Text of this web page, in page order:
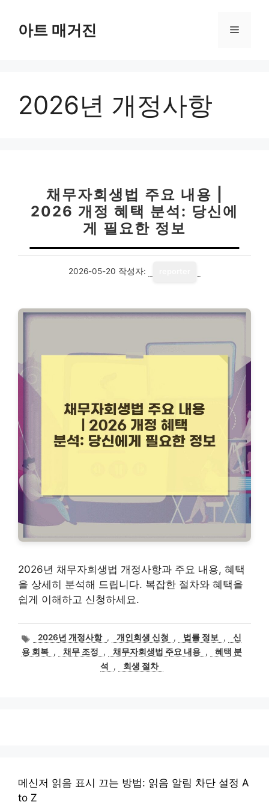
아트 매거진 메
2026년 개정사항
채무자회생법 주요 내용 |
2026 개정 혜택 분석: 당신에
게 필요한 정보
2026-05-20 작성자:
2026년 채무자회생법 개정사항과 주요 내용, 혜택
을 상세히 분석해 드립니다. 복잡한 절차와 혜택을
쉽게 이해하고 신청하세요.
태
그
2026년 개정사항 , 개인회생 신청 , 법률 정보 ,
신
용 회복 , 채무 조정 , 채무자회생법 주요 내용 ,
혜택 분
석
, 회생 절차
메신저 읽음 표시 끄는 방법: 읽음 알림 차단 설정 A
to Z